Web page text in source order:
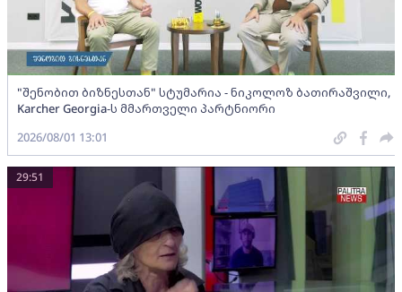
"შენობით ბიზნესთან" სტუმარია - ნიკოლოზ ბათირაშვილი,
Karcher Georgia-ს მმართველი პარტნიორი
2026/08/01 13:01
29:51